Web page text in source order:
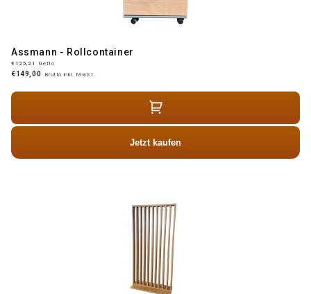
Assmann - Rollcontainer
€125,21 Netto
€149,00 Brutto inkl. MwSt.
Jetzt kaufen